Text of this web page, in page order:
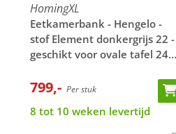
HomingXL
Eetkamerbank - Hengelo -
stof Element donkergrijs 22 -
geschikt voor ovale tafel 240
799,- Per stuk
8 tot 10 weken levertijd